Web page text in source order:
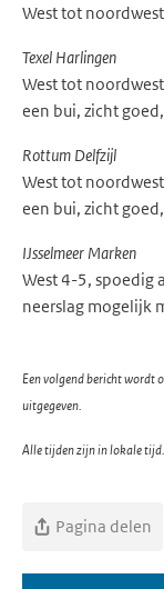
West tot
Texel Harlingen
West tot
een bui, zicht
Rottum Delfzijl
West tot
een bui, zicht
IJsselmeer Marken
West 4-5, spoedig
neerslag mogelijk
Een volgend bericht
uitgegeven.
Alle tijden zijn in lokale tijd.
Pagina delen